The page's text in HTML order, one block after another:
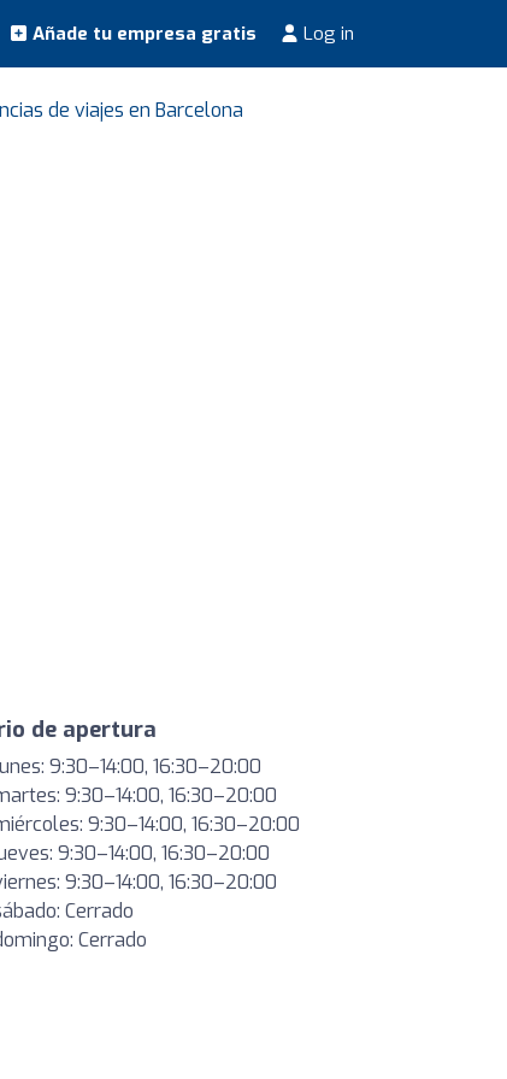
Añade tu empresa gratis Log in
de viajes en Barcelona
de apertura
9:30–14:00, 16:30–20:00
9:30–14:00, 16:30–20:00
9:30–14:00, 16:30–20:00
9:30–14:00, 16:30–20:00
9:30–14:00, 16:30–20:00
Cerrado
Cerrado